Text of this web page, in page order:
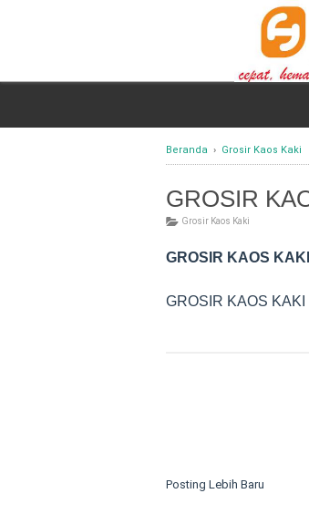
Beranda › Grosir Kaos Kaki
GROSIR
Grosir Kaos Kaki
GROSIR KAOS
GROSIR KAOS KAKI
Posting Lebih Baru